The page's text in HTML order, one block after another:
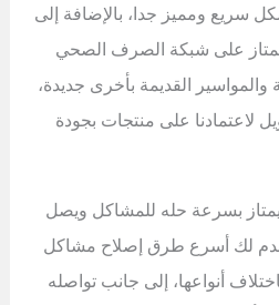
ومميز جدا، بالإضافة إلى
على شبكة الصرف الصحي
والمواسير القديمة بأخرى جديدة،
على منتجات بجودة
بسرعة حله للمشاكل ويصل
لك أسرع طرق إصلاح مشاكل
أنواعها، إلى جانب تواصله